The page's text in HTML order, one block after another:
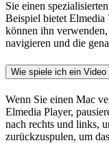
Sie einen
Beispiel bietet
können ihn
navigieren und die
Wie spiele ich ein
Wenn Sie einen Mac
Elmedia Player,
nach rechts und links,
zurückzuspulen, um